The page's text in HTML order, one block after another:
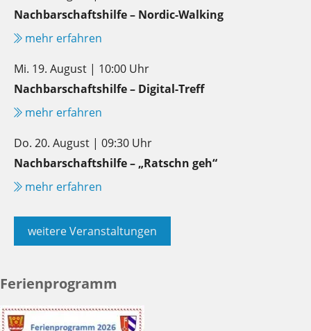
Nachbarschaftshilfe – Nordic-Walking
mehr erfahren
Mi. 19. August | 10:00 Uhr
Nachbarschaftshilfe – Digital-Treff
mehr erfahren
Do. 20. August | 09:30 Uhr
Nachbarschaftshilfe – „Ratschn geh“
mehr erfahren
weitere Veranstaltungen
Ferienprogramm